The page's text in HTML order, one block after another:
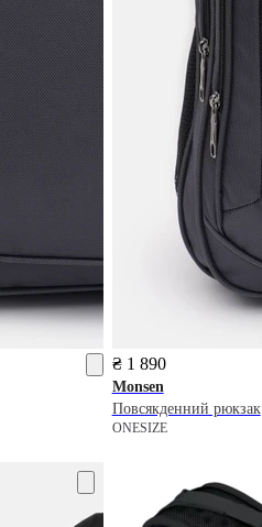
₴ 1 890
Monsen
Повсякденний рюкзак
ONESIZE